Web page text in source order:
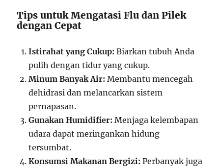
Tips untuk Mengatasi Flu dan Pilek
dengan Cepat
Istirahat yang Cukup: Biarkan tubuh Anda
pulih dengan tidur yang cukup.
Minum Banyak Air: Membantu mencegah
dehidrasi dan melancarkan sistem
pernapasan.
Gunakan Humidifier: Menjaga kelembapan
udara dapat meringankan hidung
tersumbat.
Konsumsi Makanan Bergizi: Perbanyak juga